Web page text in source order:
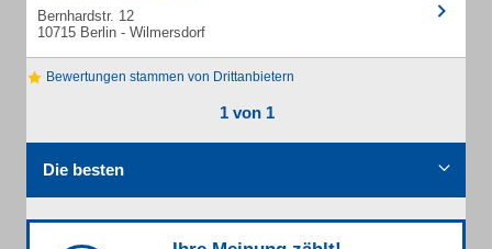
Bernhardstr. 12
10715 Berlin - Wilmersdorf
Bewertungen stammen von Drittanbietern
1 von 1
Die besten